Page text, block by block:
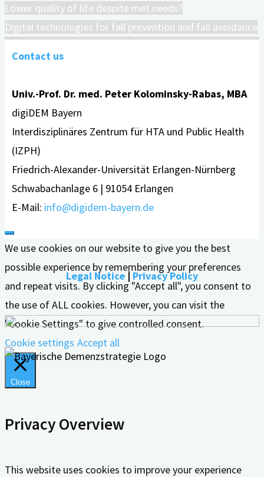
Lower quality of life despite met needs?
Digital technologies for fall prevention and fall avoidance
Contact us
Univ.-Prof. Dr. med. Peter Kolominsky-Rabas, MBA
digiDEM Bayern
Interdisziplinäres Zentrum für HTA und Public Health
(IZPH)
Friedrich-Alexander-Universität Erlangen-Nürnberg
Schwabachanlage 6 | 91054 Erlangen
E-Mail: info@digidem-bayern.de
Legal Notice | Privacy Policy
We use cookies on our website to give you the best
possible experience by remembering your preferences
and repeat visits. By clicking "Accept all", you consent to
the use of ALL cookies. However, you can visit the
"Cookie Settings" to give controlled consent.
Cookie settings Accept all
Close
Privacy Overview
This website uses cookies to improve your experience